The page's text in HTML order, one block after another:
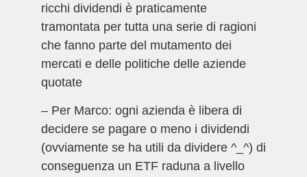
ricchi dividendi è praticamente
tramontata per tutta una serie di ragioni
che fanno parte del mutamento dei
mercati e delle politiche delle aziende
quotate
– Per Marco: ogni azienda è libera di
decidere se pagare o meno i dividendi
(ovviamente se ha utili da dividere ^_^) di
conseguenza un ETF raduna a livello